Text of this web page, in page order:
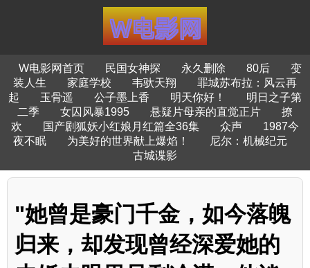
W电影网首页 民国女神探 永久删除 80后
变
装人生
家庭学校 韦驮天翔
罪城苏布拉：风云再
起
玉骨遥 公子墨上香 明天你好！
明日之子第
二季
女囚风暴1995 悬疑片母亲的直觉正片
撩
欢
国产剧狐妖小红娘月红篇全36集 众声
1987今
夜不眠
为美好的世界献上爆焰！
尼尔：机械纪元
古城谍影
"她曾是豪门千金，如今落魄
归来，却发现曾经深爱她的